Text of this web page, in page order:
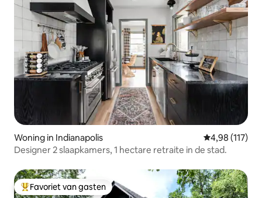
Woning in Indianapolis Gemiddelde
4,98 (117)
Designer 2 slaapkamers, 1 hectare retraite in de stad.
Topfavoriet van gasten
Favoriet van gasten